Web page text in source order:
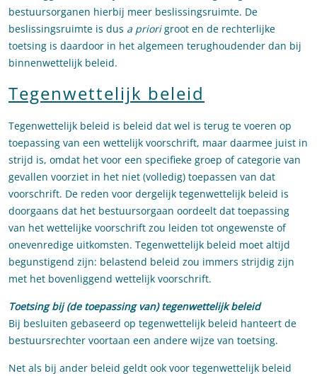
bestuursorganen hierbij meer beslissingsruimte. De
beslissingsruimte is dus a priorigroot en de rechterlijke
toetsing is daardoor in het algemeen terughoudender dan bij
binnenwettelijk beleid.
Tegenwettelijk beleid
Tegenwettelijk beleid is beleid dat wel is terug te voeren op
toepassing van een wettelijk voorschrift, maar daarmee juist in
strijd is, omdat het voor een specifieke groep of categorie van
gevallen voorziet in het niet (volledig) toepassen van dat
voorschrift. De reden voor dergelijk tegenwettelijk beleid is
doorgaans dat het bestuursorgaan oordeelt dat toepassing
van het wettelijke voorschrift zou leiden tot ongewenste of
onevenredige uitkomsten. Tegenwettelijk beleid moet altijd
begunstigend zijn: belastend beleid zou immers strijdig zijn
met het bovenliggend wettelijk voorschrift.
Toetsingbij (de toepassing van) tegenwettelijk beleid
Bij besluiten gebaseerd op tegenwettelijk beleid hanteert de
bestuursrechter voortaan een andere wijze van toetsing.
Net als bij ander beleid geldt ook voor tegenwettelijk beleid